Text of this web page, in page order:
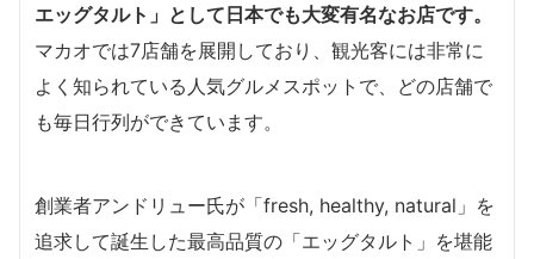
エッグタルト」として日本でも大変有名なお店です。
マカオでは7店舗を展開しており、観光客には非常に
よく知られている人気グルメスポットで、どの店舗で
も毎日行列ができています。
創業者アンドリュー氏が「fresh, healthy, natural」を
追求して誕生した最高品質の「エッグタルト」を堪能